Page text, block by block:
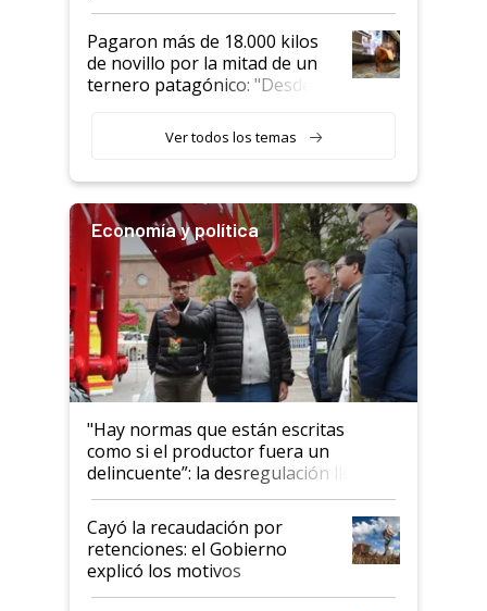
Pagaron más de 18.000 kilos
de novillo por la mitad de un
ternero patagónico: "Desde
llamar la atención"
Ver todos los temas
Economía y política
"Hay normas que están escritas
como si el productor fuera un
delincuente”: la desregulación llegó
al Congreso Aapresid y hasta se
habló del financiamiento al IPCVA
Cayó la recaudación por
retenciones: el Gobierno
explicó los motivos